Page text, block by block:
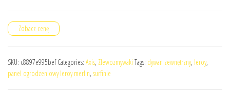
Zobacz cenę
SKU: c8897e995bef Categories: Axis, Zlewozmywaki Tags: dywan zewnętrzny, leroy,
panel ogrodzeniowy leroy merlin, surfinie